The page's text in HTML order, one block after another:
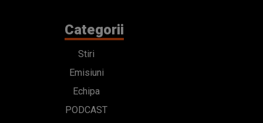
Categorii
Stiri
Emisiuni
Echipa
PODCAST